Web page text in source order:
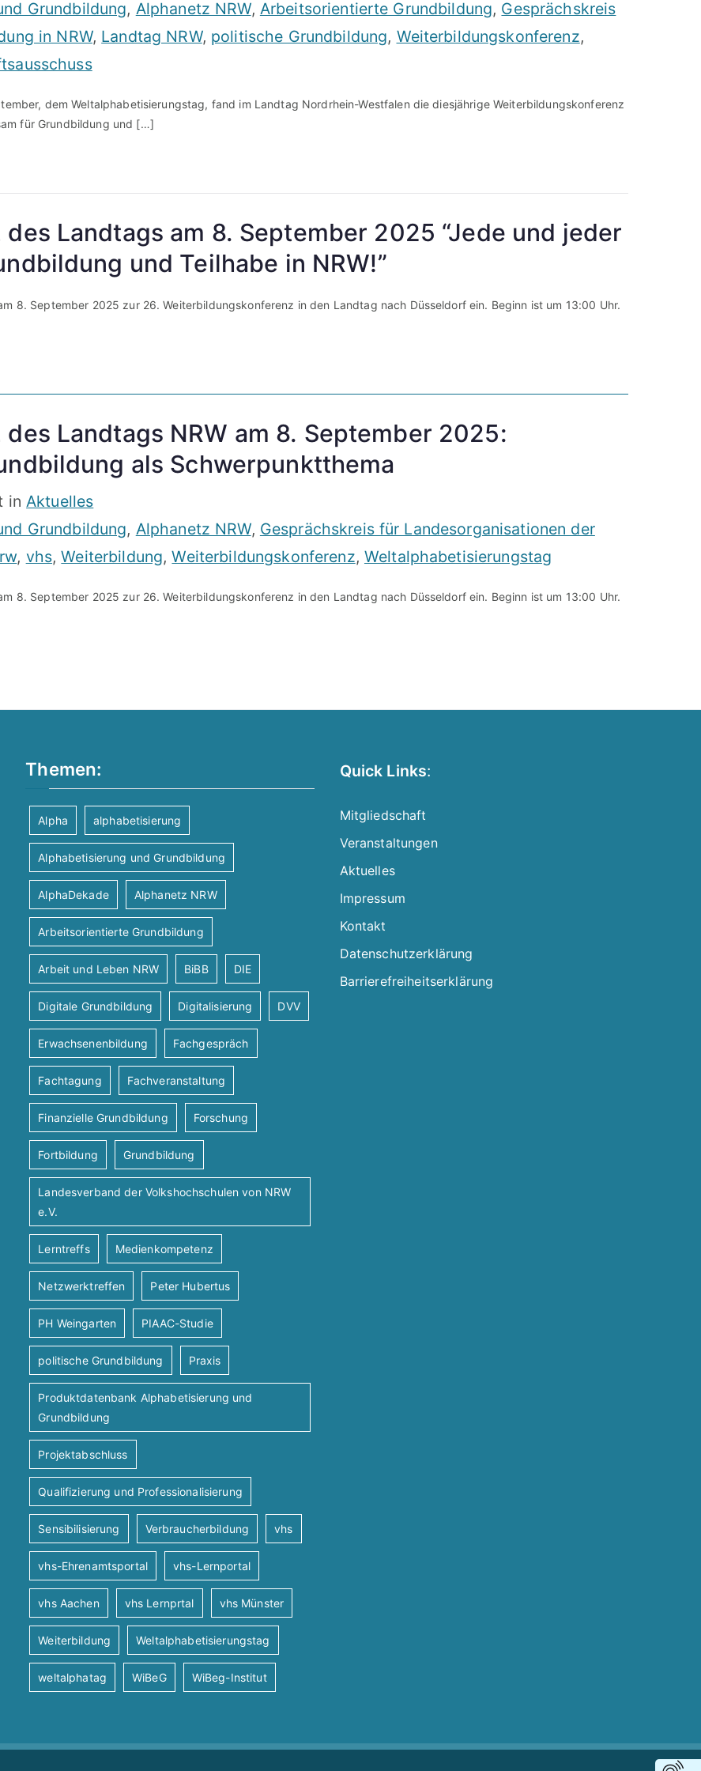
Grundbildung, Alphanetz NRW, Arbeitsorientierte Grundbildung, Gesprächskreis
in NRW, Landtag NRW, politische Grundbildung, Weiterbildungskonferenz,
dem Weltalphabetisierungstag, fand im Landtag Nordrhein-Westfalen die diesjährige Weiterbildungskonferenz
für Grundbildung und […]
Landtags am 8. September 2025 “Jede und jeder
und Teilhabe in NRW!”
8. September 2025 zur 26. Weiterbildungskonferenz in den Landtag nach Düsseldorf ein. Beginn ist um 13:00 Uhr.
Landtags NRW am 8. September 2025:
als Schwerpunktthema
inAktuelles
Grundbildung, Alphanetz NRW, Gesprächskreis für Landesorganisationen der
, vhs,Weiterbildung,Weiterbildungskonferenz, Weltalphabetisierungstag
8. September 2025 zur 26. Weiterbildungskonferenz in den Landtag nach Düsseldorf ein. Beginn ist um 13:00 Uhr.
Themen:
Alpha alphabetisierung
Alphabetisierung und Grundbildung
AlphaDekade Alphanetz NRW
Arbeitsorientierte Grundbildung
Arbeit und Leben NRW BiBB DIE
Digitale Grundbildung Digitalisierung DVV
Erwachsenenbildung Fachgespräch
Fachtagung Fachveranstaltung
Finanzielle Grundbildung Forschung
Fortbildung Grundbildung
Landesverband der Volkshochschulen von NRW
e.V.
Lerntreffs Medienkompetenz
Netzwerktreffen Peter Hubertus
PH Weingarten PIAAC-Studie
politische Grundbildung Praxis
Produktdatenbank Alphabetisierung und
Grundbildung
Projektabschluss
Qualifizierung und Professionalisierung
Sensibilisierung Verbraucherbildung vhs
vhs-Ehrenamtsportal vhs-Lernportal
vhs Aachen vhs Lernprtal vhs Münster
Weiterbildung Weltalphabetisierungstag
weltalphatag WiBeG WiBeg-Institut
Quick Links:
Mitgliedschaft
Veranstaltungen
Aktuelles
Impressum
Kontakt
Datenschutzerklärung
Barrierefreiheitserklärung